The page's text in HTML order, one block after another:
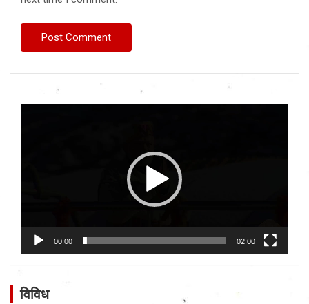
00:00 02:00
विविध